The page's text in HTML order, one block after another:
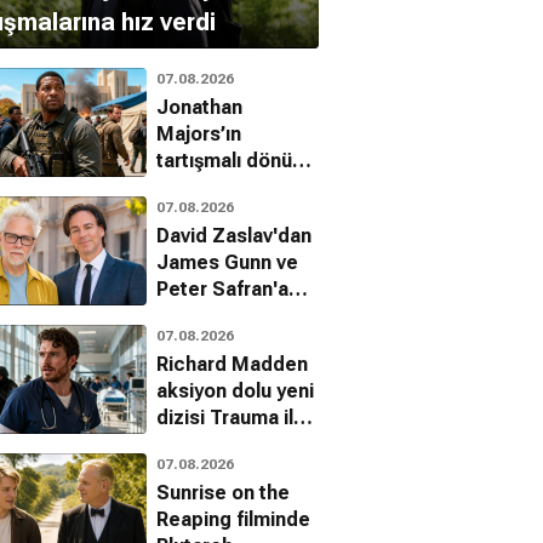
hız verdi
07.08.2026
Jonathan
Majors’ın
tartışmalı dönüşü:
Infidels fragmanı
yayınlandı
07.08.2026
David Zaslav'dan
James Gunn ve
Peter Safran'a
07.08.2026
Richard Madden
aksiyon dolu yeni
dizisi Trauma ile
07.08.2026
Sunrise on the
Reaping filminde